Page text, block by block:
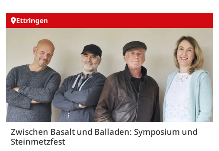
Ettringen
Zwischen Basalt und Balladen: Symposium und
Steinmetzfest